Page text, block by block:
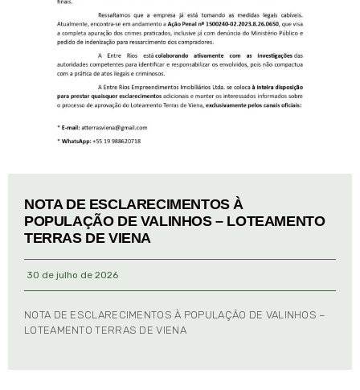
NOTA DE ESCLARECIMENTOS À
POPULAÇÃO DE VALINHOS – LOTEAMENTO
TERRAS DE VIENA
30 de julho de 2026
NOTA DE ESCLARECIMENTOS À POPULAÇÃO DE VALINHOS –
LOTEAMENTO TERRAS DE VIENA